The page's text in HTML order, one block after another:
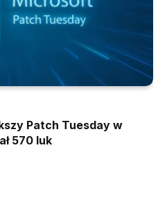
Patch Tuesday w
570 luk